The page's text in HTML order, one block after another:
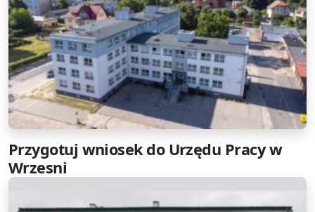
Przygotuj wniosek do Urzędu Pracy w
Wrzesni